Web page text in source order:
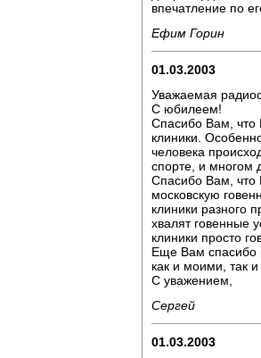
впечатление по
Ефим Горин
01.03.2003
Уважаемая
С юбилеем!
Спасибо Вам, что
клиники.
человека
спорте, и многом
Спасибо Вам, что
московскую
клиники разного
хвалят говенные
клиники просто
Еще Вам спасибо
как и моими, так
С уважением,
Сергей
01.03.2003